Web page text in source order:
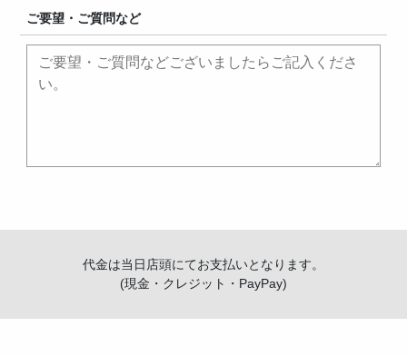
ご要望・ご質問など
代金は当日店頭にてお支払いとなります。
(現金・クレジット・PayPay)